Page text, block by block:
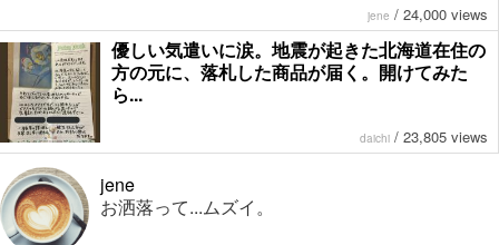
jene / 24,000 views
優しい気遣いに涙。地震が起きた北海道在住の
方の元に、落札した商品が届く。開けてみた
ら...
daichi / 23,805 views
jene
お洒落って...ムズイ。